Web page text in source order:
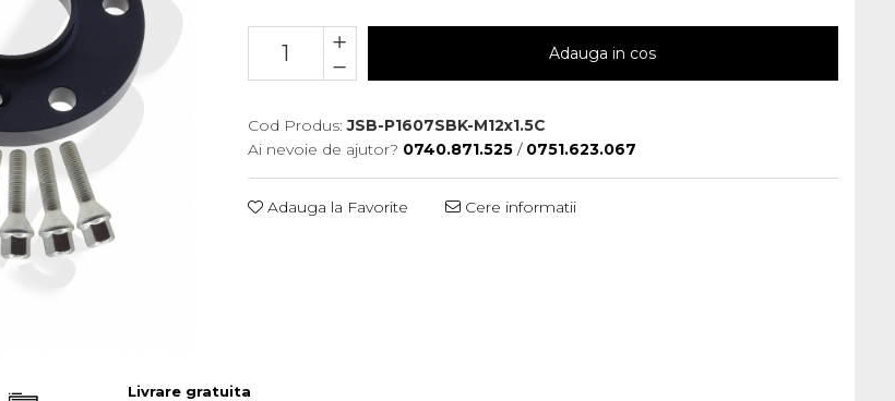
Adauga in cos
Cod Produs: JSB-P1607SBK-M12x1.5C
Ai nevoie de ajutor? 0740.871.525 / 0751.623.067
Adauga la Favorite Cere informatii
Livrare gratuita